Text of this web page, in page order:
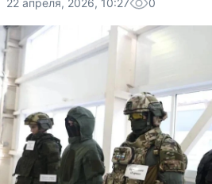
22 апреля, 2026, 10:27 0